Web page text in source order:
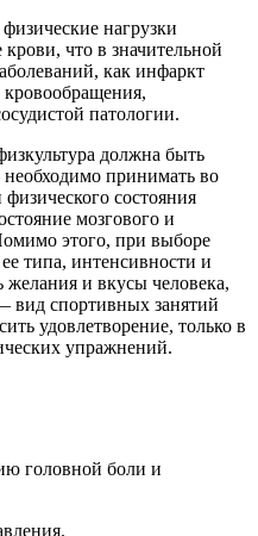
нагрузки
что в значительной
как инфаркт
патологии.
должна быть
принимать во
состояния
мозгового и
этого, при выборе
типа, интенсивности и
желания и вкусы человека,
вид спортивных занятий
удовлетворение, только в
упражнений.
головной боли и